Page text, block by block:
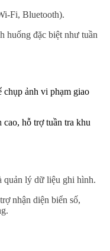
Fi, Bluetooth).
huống đặc biệt như tuần
chụp ảnh vi phạm giao
hỗ trợ tuần tra khu
lý dữ liệu ghi hình.
nhận diện biển số,